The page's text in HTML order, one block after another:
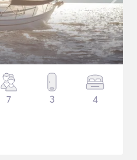
7 3 4